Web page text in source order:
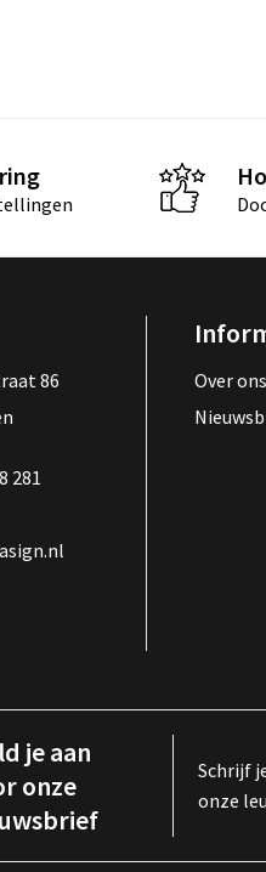
86
281
Over ons
je aan
onze
Schrijf
onze